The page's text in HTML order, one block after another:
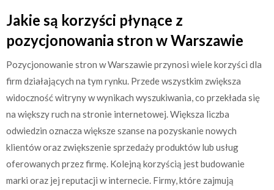
Jakie są korzyści płynące z
pozycjonowania stron w Warszawie
Pozycjonowanie stron w Warszawie przynosi wiele korzyści dla
firm działających na tym rynku. Przede wszystkim zwiększa
widoczność witryny w wynikach wyszukiwania, co przekłada się
na większy ruch na stronie internetowej. Większa liczba
odwiedzin oznacza większe szanse na pozyskanie nowych
klientów oraz zwiększenie sprzedaży produktów lub usług
oferowanych przez firmę. Kolejną korzyścią jest budowanie
marki oraz jej reputacji w internecie. Firmy, które zajmują